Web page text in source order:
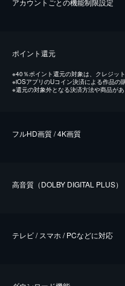
ポイント還元
※40％ポイント還元の対象は、クレジッ
※iOSアプリのUコイン決済による作品の
※還元の対象外となる決済方法や商品が
フルHD画質 / 4K画質
⾼⾳質（DOLBY DIGITAL PLUS）
テレビ / スマホ / PCなどに対応